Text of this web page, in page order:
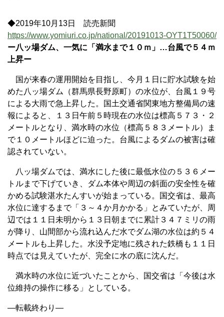
◆2019年10月13日 読売新聞
https://www.yomiuri.co.jp/national/20191013-OYT1T50060/
ー八ッ場ダム、一気に「満水まで１０ｍ」…台風で５４ｍ
上昇ー
国が来春の運用開始を目指し、今月１日に貯水試験を始
めた八ッ場ダム（群馬県長野原町）の水位が、台風１９号
による大雨で急上昇した。国土交通省関東地方整備局の速
報によると、１３日午前５時現在の水位は標高５７３・２
メートルとなり、満水時の水位（標高５８３メートル）ま
で１０メートルほどに迫った。台風によるダムの被害は確
認されていない。
八ッ場ダムでは、満水にした後に最低水位の５３６メー
トルまで下げていき、ダム本体や周辺の斜面の安全性を確
かめる試験湛水たんすいが始まっている。国交省は、最高
水位に達するまで「３～４か月かかる」とみていたが、周
辺では１１日未明から１３日朝までに累計３４７ミリの雨
が降り、山間部から流れ込んだ水でダム湖の水位は約５４
メートルも上昇した。水没予定地に残された鉄橋も１１日
時点では見えていたが、完全に水の底に沈んだ。
満水時の水位に近づいたことから、国交省は「今後は水
位維持の操作に移る」としている。
—転載終わり—